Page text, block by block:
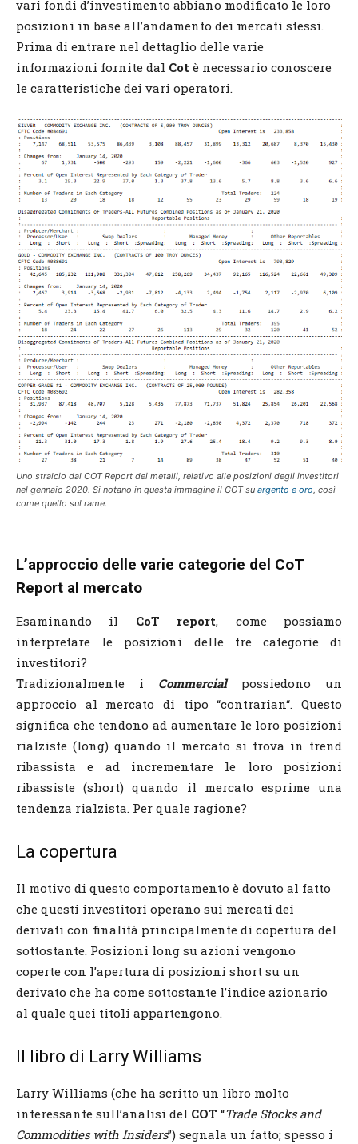
vari fondi d’investimento abbiano modificato le loro
posizioni in base all’andamento dei mercati stessi.
Prima di entrare nel dettaglio delle varie
informazioni fornite dal Cot è necessario conoscere
le caratteristiche dei vari operatori.
Uno stralcio dal COT Report dei metalli, relativo alle posizioni degli investitori
nel gennaio 2020. Si notano in questa immagine il COT su argento e oro , così
come quello sul rame.
L’approccio delle varie categorie del CoT
Report al mercato
Esaminando il CoT report, come possiamo
interpretare le posizioni delle tre categorie di
investitori?
Tradizionalmente i Commercialpossiedono un
approccio al mercato di tipo “contrarian“. Questo
significa che tendono ad aumentare le loro posizioni
rialziste (long) quando il mercato si trova in trend
ribassista e ad incrementare le loro posizioni
ribassiste (short) quando il mercato esprime una
tendenza rialzista. Per quale ragione?
La copertura
Il motivo di questo comportamento è dovuto al fatto
che questi investitori operano sui mercati dei
derivati con finalità principalmente di copertura del
sottostante. Posizioni long su azioni vengono
coperte con l’apertura di posizioni short su un
derivato che ha come sottostante l’indice azionario
al quale quei titoli appartengono.
Il libro di Larry Williams
Larry Williams (che ha scritto un libro molto
interessante sull’analisi del COT “Trade Stocks and
Commodities with Insiders”) segnala un fatto; spesso i